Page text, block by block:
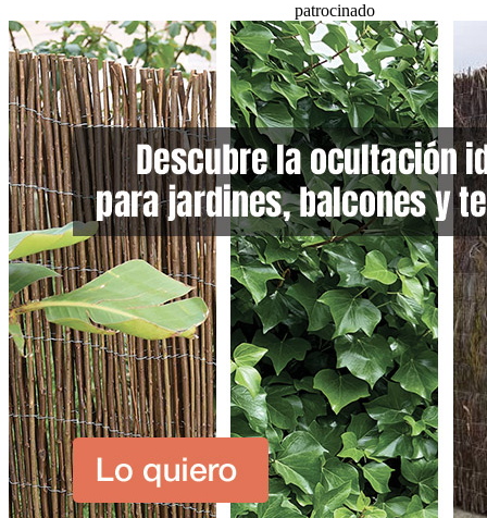
patrocinado